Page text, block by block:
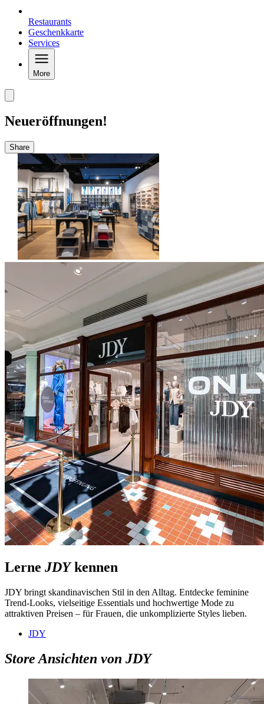
Restaurants
Geschenkkarte
Services
More
Neueröffnungen!
Share
Lerne JDYkennen
JDY bringt skandinavischen Stil in den Alltag. Entdecke feminine
Trend-Looks, vielseitige Essentials und hochwertige Mode zu
attraktiven Preisen – für Frauen, die unkomplizierte Styles lieben.
JDY
Store Ansichten von JDY